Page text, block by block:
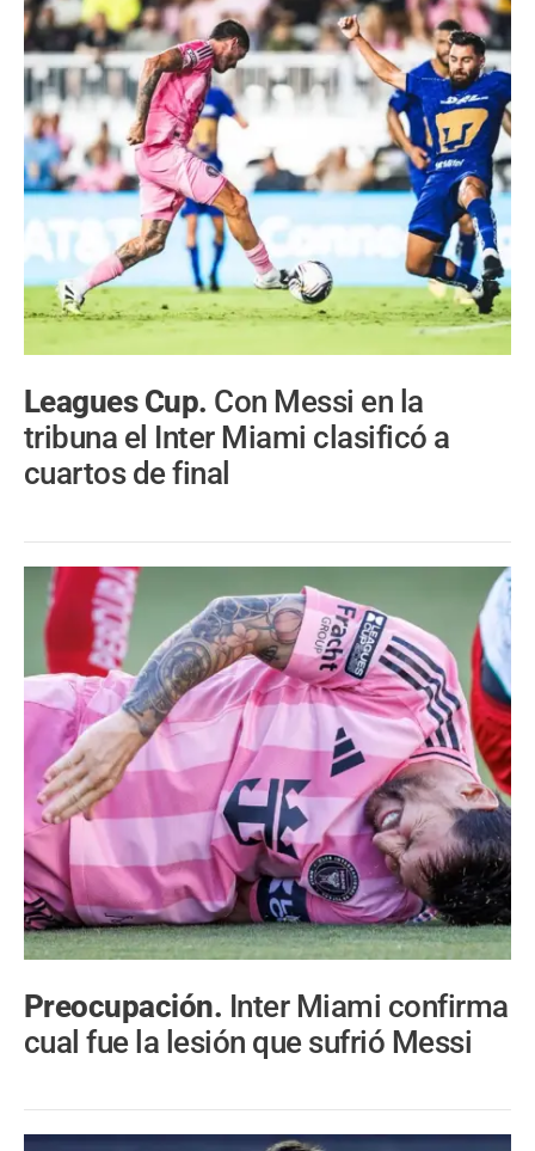
Leagues Cup. Con Messi en la
tribuna el Inter Miami clasificó a
cuartos de final
Preocupación. Inter Miami confirma
cual fue la lesión que sufrió Messi